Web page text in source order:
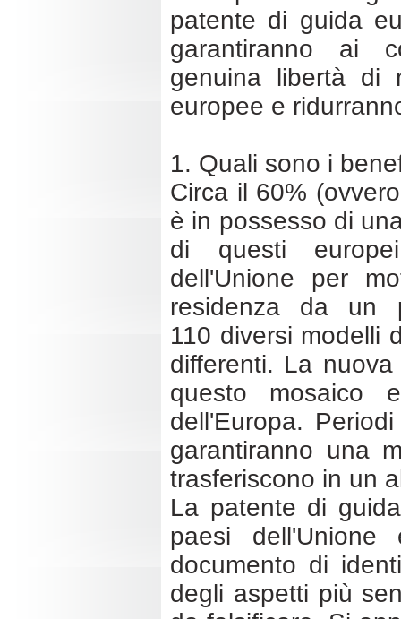
patente di guida
garantiranno ai
genuina libertà di
europee e
1. Quali sono i
Circa il 60%
è in possesso di
di questi europei
dell'Unione per
residenza da un
110 diversi modelli
differenti. La
questo mosaico
dell'Europa.
garantiranno una
trasferiscono in un
La patente di
paesi
documento di
degli aspetti più